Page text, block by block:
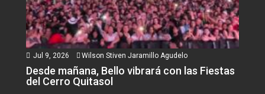
Jul 9, 2026 Wilson Stiven Jaramillo Agudelo
Desde mañana, Bello vibrará con las Fiestas
del Cerro Quitasol